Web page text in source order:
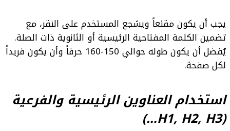
يجب أن يكون مقنعاً ويشجع المستخدم على النقر، مع
تضمين الكلمة المفتاحية الرئيسية أو الثانوية ذات الصلة.
يُفضل أن يكون طوله حوالي 150-160 حرفاً وأن يكون فريداً
لكل صفحة.
استخدام العناوين الرئيسية والفرعية
(H1, H2, H3…)